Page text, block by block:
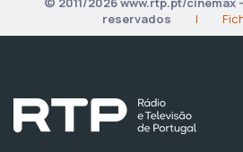
reservados
|